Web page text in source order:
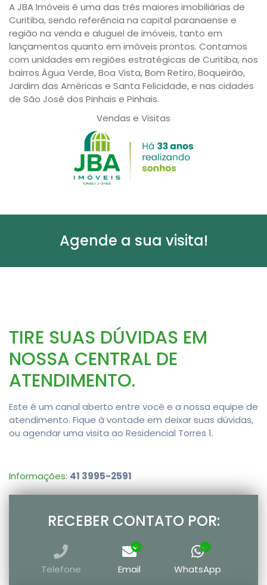
A JBA Imóveis é uma das três maiores imobiliárias de
Curitiba, sendo referência na capital paranaense e
região na venda e aluguel de imóveis, tanto em
lançamentos quanto em imóveis prontos. Contamos
com unidades em regiões estratégicas de Curitiba, nos
bairros Água Verde, Boa Vista, Bom Retiro, Boqueirão,
Jardim das Américas e Santa Felicidade, e nas cidades
de São José dos Pinhais e Pinhais.
Vendas e Visitas
Agende a sua visita!
TIRE SUAS DÚVIDAS EM
NOSSA CENTRAL DE
ATENDIMENTO.
Este é um canal aberto entre você e a nossa equipe de
atendimento. Fique à vontade em deixar suas dúvidas,
ou agendar uma visita ao Residencial Torres 1.
Informações: 41 3995-2591
RECEBER CONTATO POR:
Telefone Email WhatsApp